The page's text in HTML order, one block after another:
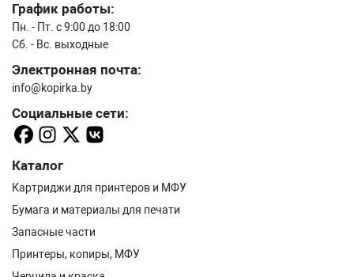
График работы:
Пн. - Пт. с 9:00 до 18:00
Сб. - Вс. выходные
Электронная почта:
info@kopirka.by
Социальные сети:
Каталог
Картриджи для принтеров и МФУ
Бумага и материалы для печати
Запасные части
Принтеры, копиры, МФУ